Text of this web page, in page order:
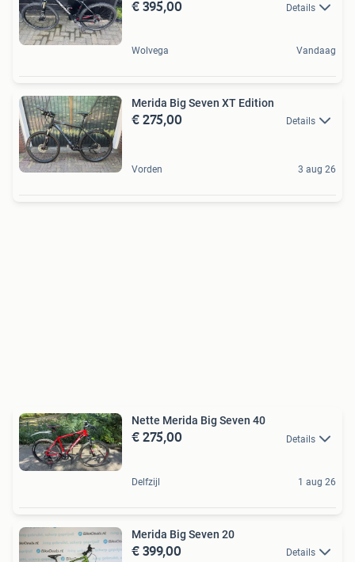
€ 395,00 Details
Wolvega Vandaag
Merida Big Seven XT Edition
€ 275,00 Details
Vorden 3 aug 26
Nette Merida Big Seven 40
€ 275,00 Details
Delfzijl 1 aug 26
Merida Big Seven 20
€ 399,00 Details